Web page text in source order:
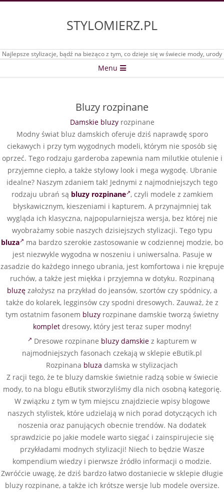
STYLOMIERZ.PL
Najlepsze stylizacje, bądź na bieżąco z tym, co dzieje się w świecie mody, urody
Menu
Bluzy rozpinane
Damskie bluzyrozpinane
Modny świat bluz damskich oferuje dziś naprawdę sporo
ciekawych i przy tym wygodnych modeli, którym nie sposób się
oprzeć. Tego rodzaju garderoba zapewnia nam milutkie otulenie i
przyjemne ciepło, a także stylowy look i mega wygodę. Ubranie
idealne? Naszym zdaniem tak! Jednymi z najmodniejszych tego
rodzaju ubrań są bluzy rozpinane , czyli modele z zamkiem
błyskawicznym, kieszeniami i kapturem. A przynajmniej tak
wygląda ich klasyczna, najpopularniejsza wersja, bez której nie
wyobrażamy sobie naszych dzisiejszych stylizacji. Tego typu
bluza
ma bardzo szerokie zastosowanie w codziennej modzie, bo
jest niezwykle wygodna w noszeniu i uniwersalna. Pasuje w
zasadzie do każdego innego ubrania, jest komfortowa i nie krępuje
ruchów, a także jest miękka i przyjemna w dotyku. Rozpinaną
bluzęzałożysz na przykład do jeansów, szortów czy spódnicy, a
także do kolarek, legginsów czy spodni dresowych. Zauważ, że z
tym ostatnim fasonem bluzy rozpinane damskie tworzą świetny
kompletdresowy, który jest teraz super modny!
Dresowe rozpinane bluzy damskie z kapturem w
najmodniejszych fasonach czekają w sklepie eButik.pl
Rozpinana bluza damska w stylizacjach
Z racji tego, że te bluzy damskie świetnie radzą sobie w świecie
mody, to na blogu eButik stworzyliśmy dla nich osobną kategorię.
W związku z tym w tym miejscu znajdziecie wpisy blogowe
naszych stylistek, które udzielają w nich porad dotyczących ich
noszenia oraz panujących obecnie trendów. Na dodatek
sprawdzicie po jakie modele warto sięgać i zainspirujecie się
przykładami modnych stylizacji! Niech to będzie Wasze
kompendium wiedzy i pierwsze źródło informacji o modzie.
Zwróćcie uwagę, że dziś bardzo łatwo dostaniecie w sklepie długie
bluzy rozpinane, a także ich krótsze wersje lub modele oversize.